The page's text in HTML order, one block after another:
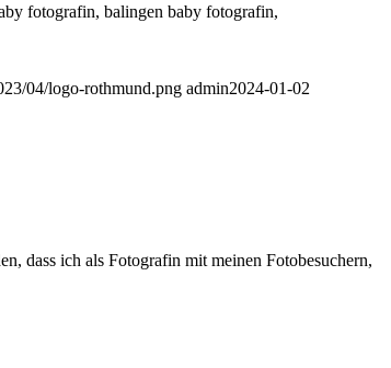
04/logo-rothmund.png admin2024-01-02
dass ich als Fotografin mit meinen Fotobesuchern,